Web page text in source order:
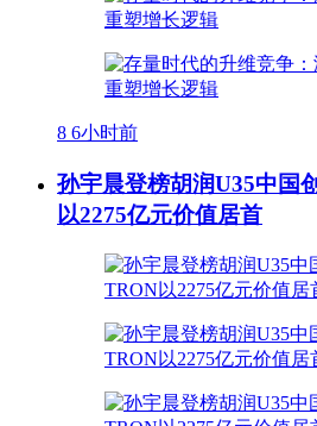
8 6小时前
孙宇晨登榜胡润U35中国
以2275亿元价值居首